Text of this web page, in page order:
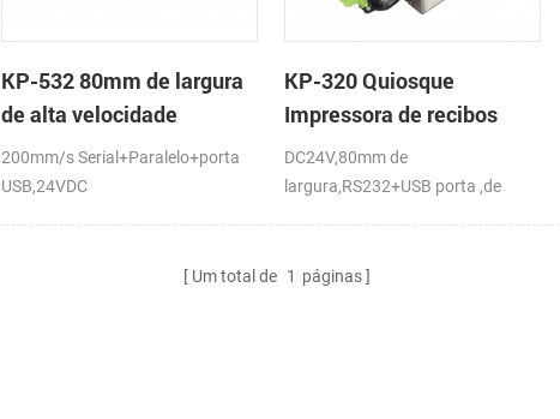
energia e rápida dissipação de
calor
KP-532 80mm de largura
de alta velocidade
quiosque impressora
térmica
200mm/s Serial+Paralelo+porta
USB,24VDC
KP-320 Quiosque
Impressora de recibos
Térmica com Cortador
Automático
DC24V,80mm de
largura,RS232+USB porta ,de
Um total de 1 páginas